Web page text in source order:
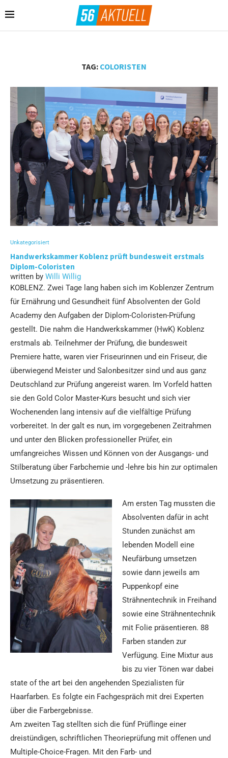
TAG: COLORISTEN
Unkategorisiert
Handwerkskammer Koblenz prüft bundesweit erstmals
Diplom-Coloristen
written by Willi Willig
KOBLENZ. Zwei Tage lang haben sich im Koblenzer Zentrum
für Ernährung und Gesundheit fünf Absolventen der Gold
Academy den Aufgaben der Diplom-Coloristen-Prüfung
gestellt. Die nahm die Handwerkskammer (HwK) Koblenz
erstmals ab. Teilnehmer der Prüfung, die bundesweit
Premiere hatte, waren vier Friseurinnen und ein Friseur, die
überwiegend Meister und Salonbesitzer sind und aus ganz
Deutschland zur Prüfung angereist waren. Im Vorfeld hatten
sie den Gold Color Master-Kurs besucht und sich vier
Wochenenden lang intensiv auf die vielfältige Prüfung
vorbereitet. In der galt es nun, im vorgegebenen Zeitrahmen
und unter den Blicken professioneller Prüfer, ein
umfangreiches Wissen und Können von der Ausgangs- und
Stilberatung über Farbchemie und -lehre bis hin zur optimalen
Umsetzung zu präsentieren.
Am ersten Tag mussten die
Absolventen dafür in acht
Stunden zunächst am
lebenden Modell eine
Neufärbung umsetzen
sowie dann jeweils am
Puppenkopf eine
Strähnentechnik in Freihand
sowie eine Strähnentechnik
mit Folie präsentieren. 88
Farben standen zur
Verfügung. Eine Mixtur aus
bis zu vier Tönen war dabei
state of the art bei den angehenden Spezialisten für
Haarfarben. Es folgte ein Fachgespräch mit drei Experten
über die Farbergebnisse.
Am zweiten Tag stellten sich die fünf Prüflinge einer
dreistündigen, schriftlichen Theorieprüfung mit offenen und
Multiple-Choice-Fragen. Mit den Farb- und